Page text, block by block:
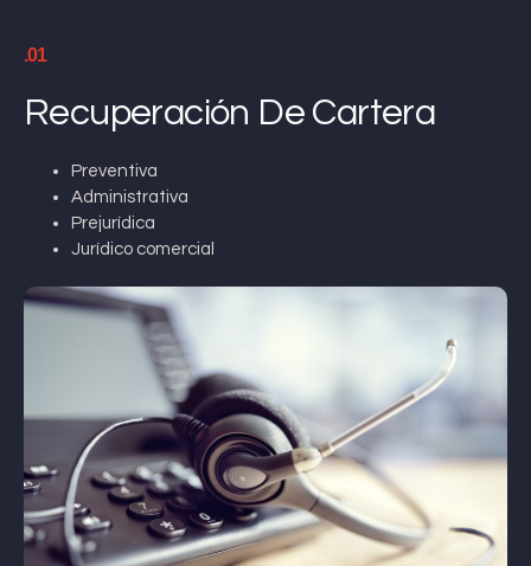
.01
Recuperación De Cartera
Preventiva
Administrativa
Prejurídica
Jurídico comercial